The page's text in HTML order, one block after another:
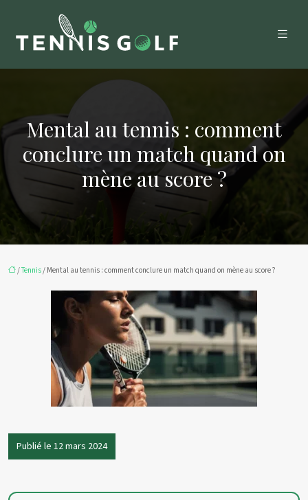
Mental au tennis : comment
conclure un match quand on
mène au score ?
/Tennis / Mental au tennis : comment conclure un match quand on mène au score ?
Publié le 12 mars 2024